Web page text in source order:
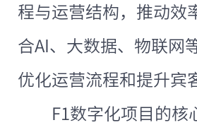
程与运营结构，推动效
合AI、大数据、物联网
优化运营流程和提升宾
F1数字化项目的核